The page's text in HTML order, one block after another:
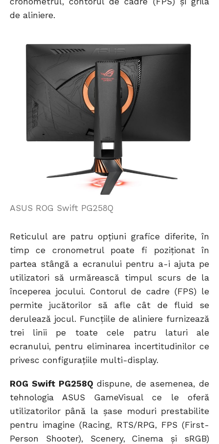
de aliniere.
ASUS ROG Swift PG258Q
Reticulul are patru opțiuni grafice diferite, în
timp ce cronometrul poate fi poziționat în
partea stângă a ecranului pentru a-i ajuta pe
utilizatori să urmărească timpul scurs de la
începerea jocului. Contorul de cadre (FPS) le
permite jucătorilor să afle cât de fluid se
derulează jocul. Funcțiile de aliniere furnizează
trei linii pe toate cele patru laturi ale
ecranului, pentru eliminarea incertitudinilor ce
privesc configurațiile multi-display.
ROG Swift PG258Q dispune, de asemenea, de
tehnologia ASUS GameVisual ce le oferă
utilizatorilor până la șase moduri prestabilite
pentru imagine (Racing, RTS/RPG, FPS (First-
Person Shooter), Scenery, Cinema și sRGB)